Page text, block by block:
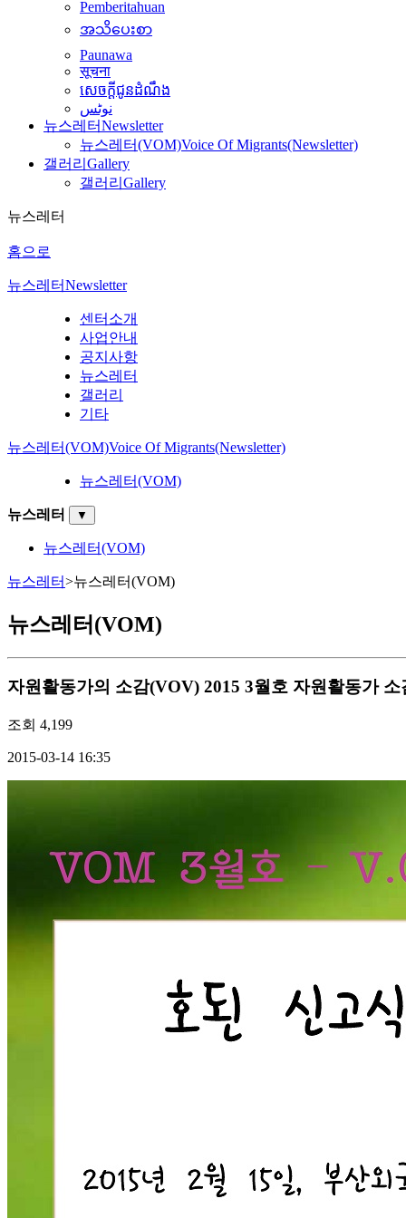
Pemberitahuan
အသိပေးစာ
Paunawa
सूचना
សេចក្តីជូនដំណឹង
نوٹس
뉴스레터Newsletter
뉴스레터(VOM)Voice Of Migrants(Newsletter)
갤러리 Gallery
갤러리 Gallery
뉴스레터
홈으로
뉴스레터Newsletter
센터소개
사업안내
공지사항
뉴스레터
갤러리
기타
뉴스레터(VOM)Voice Of Migrants(Newsletter)
뉴스레터(VOM)
뉴스레터 ▼
뉴스레터(VOM)
뉴스레터>뉴스레터(VOM)
뉴스레터(VOM)
자원활동가의 소감(VOV) 2015 3월호 자원활동가 소
조회 4,199
2015-03-14 16:35